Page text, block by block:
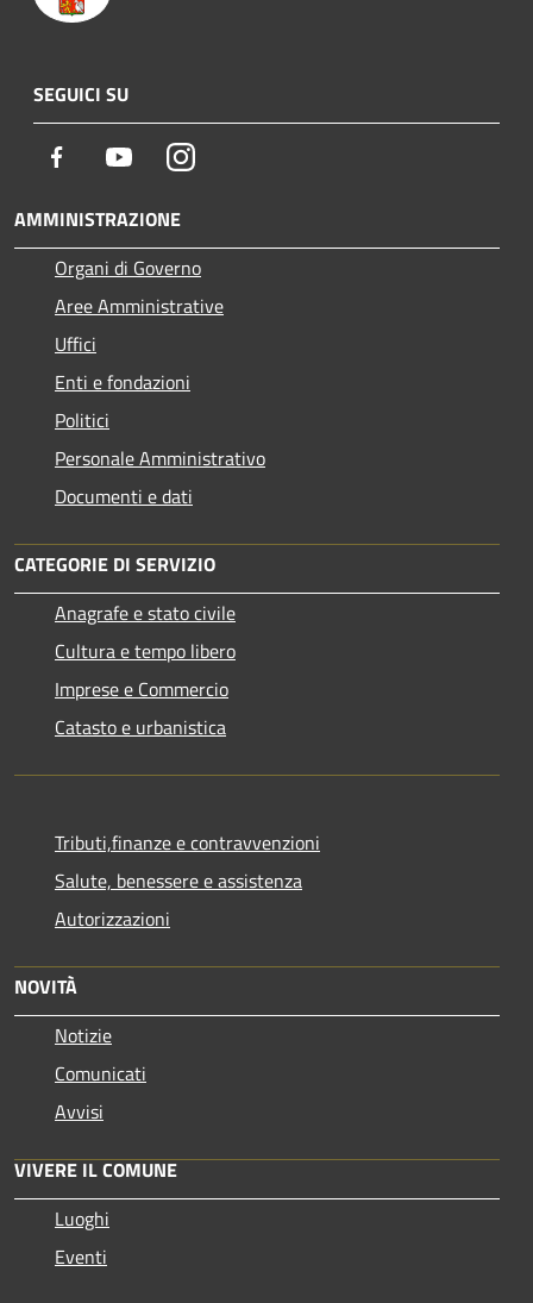
SEGUICI SU
Facebook YoutubeInstagram
AMMINISTRAZIONE
Organi di Governo
Aree Amministrative
Uffici
Enti e fondazioni
Politici
Personale Amministrativo
Documenti e dati
CATEGORIE DI SERVIZIO
Anagrafe e stato civile
Cultura e tempo libero
Imprese e Commercio
Catasto e urbanistica
Tributi,finanze e contravvenzioni
Salute, benessere e assistenza
Autorizzazioni
NOVITÀ
Notizie
Comunicati
Avvisi
VIVERE IL COMUNE
Luoghi
Eventi